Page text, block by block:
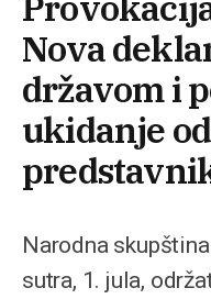
Nova
državom i
ukidanje
Narodna
sutra, 1. jula,